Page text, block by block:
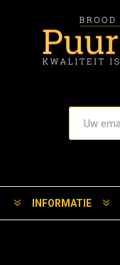
INFORMATIE